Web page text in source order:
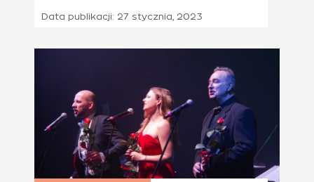
Data publikacji: 27 stycznia, 2023